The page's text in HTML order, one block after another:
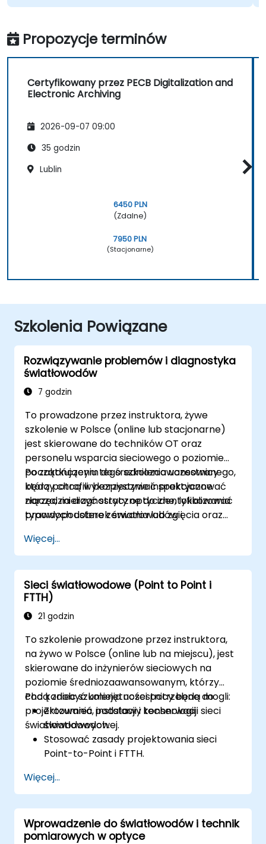
Propozycje terminów
Certyfikowany przez PECB Digitalization and
Electronic Archiving
2026-09-07 09:00
35 godzin
Lublin
6450 PLN
(Zdalne)
7950 PLN
(Stacjonarne)
Szkolenia Powiązane
Rozwiązywanie problemów i diagnostyka
światłowodów
7 godzin
To prowadzone przez instruktora, żywe
szkolenie w Polsce (online lub stacjonarne)
jest skierowane do techników OT oraz
personelu wsparcia sieciowego o poziomie
początkującym do średniozaawansowanego,
którzy chcą wykorzystywać praktyczne
narzędzia diagnostyczne do identyfikowania
typowych usterek światłowodów i
firmy wykonawczej.
Po zakończeniu tego szkolenia uczestnicy
będą potrafili: bezpiecznie inspekcjonować
złącza, mierzyć straty optyczne, lokalizować
prawdopodobne zerwania lub zgięcia oraz
Więcej...
Sieci światłowodowe (Point to Point i
FTTH)
21 godzin
To szkolenie prowadzone przez instruktora,
na żywo w Polsce (online lub na miejscu), jest
skierowane do inżynierów sieciowych na
poziomie średniozaawansowanym, którzy
chcą zdobyć umiejętności potrzebne do
projektowania, instalacji i konserwacji sieci
światłowodowych.
Pod koniec szkolenia uczestnicy będą mogli:
Zrozumieć podstawy technologii
światłowodowej.
Stosować zasady projektowania sieci
Point-to-Point i FTTH.
światłowodowe.
Testować i diagnozować problemy w
sieciach światłowodowych.
Więcej...
Wprowadzenie do światłowodów i technik
pomiarowych w optyce